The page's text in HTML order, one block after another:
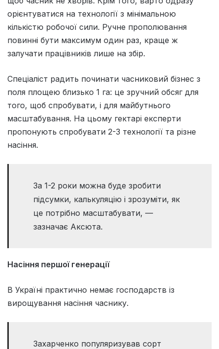
орієнтуватися на технології з мінімальною
кількістю робочої сили. Ручне прополювання
повинні бути максимум один раз, краще ж
залучати працівників лише на збір.
Спеціаліст радить починати часниковий бізнес з
поля площею близько 1 га: це зручний обсяг для
того, щоб спробувати, і для майбутнього
масштабування. На цьому гектарі експерти
пропонують спробувати 2-3 технології та різне
насіння.
За 1-2 роки можна буде зробити
підсумки, калькуляцію і зрозуміти, як
це потрібно масштабувати, —
зазначає Аксюта.
Насіння першої генерації
В Україні практично немає господарств із
вирощування насіння часнику.
Захарченко популяризував сорт